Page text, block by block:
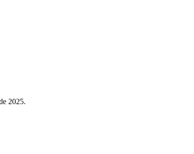
2025.